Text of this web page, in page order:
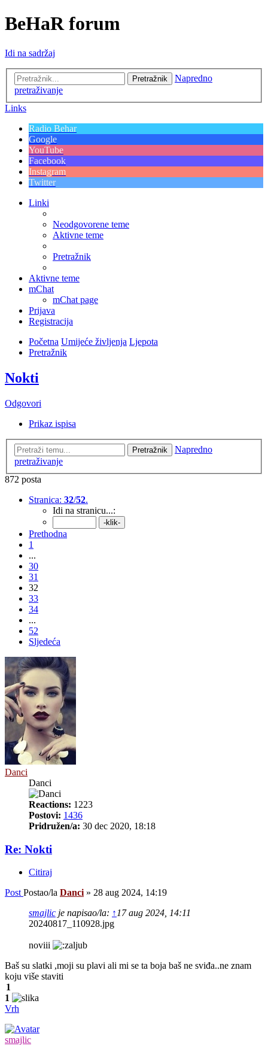
BeHaR forum
Idi na sadržaj
Pretražnik
Napredno
pretraživanje
Links
Radio Behar
Google
YouTube
Facebook
Instagram
Twitter
Linki
Neodgovorene teme
Aktivne teme
Pretražnik
Aktivne teme
mChat
mChat page
Prijava
Registracija
Početna Umijeće življenja Ljepota
Pretražnik
Nokti
Odgovori
Prikaz ispisa
Pretražnik
Napredno
pretraživanje
872 posta
Stranica: 32/52.
Idi na stranicu...:
Prethodna
1
...
30
31
32
33
34
...
52
Sljedeća
Danci
Danci
Reactions: 1223
Postovi: 1436
Pridružen/a: 30 dec 2020, 18:18
Re: Nokti
Citiraj
Post Postao/la Danci » 28 aug 2024, 14:19
smajlic je napisao/la: ↑ 17 aug 2024, 14:11
20240817_110928.jpg
noviii
Baš su slatki ,moji su plavi ali mi se ta boja baš ne sviđa..ne znam
koju više staviti
1
1
Vrh
smajlic